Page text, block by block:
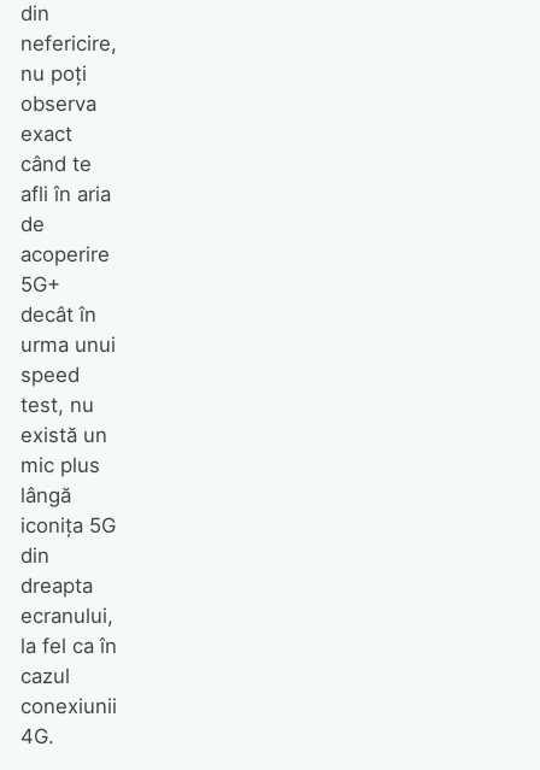
din
nefericire,
nu poți
observa
exact
când te
afli în aria
de
acoperire
5G+
decât în
urma unui
speed
test, nu
există un
mic plus
lângă
iconița 5G
din
dreapta
ecranului,
la fel ca în
cazul
conexiunii
4G.